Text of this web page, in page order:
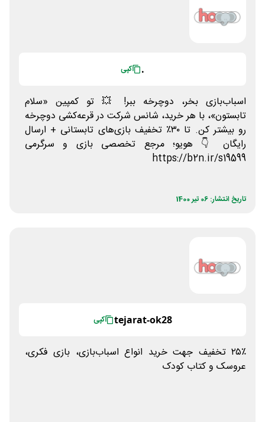
. کپی
اسباب‌بازی بخر، دوچرخه ببر! 💥 تو کمپین «سلام
تابستون»، با هر خرید، شانس شرکت در قرعه‌کشی دوچرخه
رو بیشتر کن. تا ۳۰٪ تخفیف بازی‌های تابستانی + ارسال
رایگان 👇 هویو؛ مرجع تخصصی بازی و سرگرمی
https://b2n.ir/s19599
تاریخ انتشار: 06 تیر 1400
tejarat-ok28 کپی
۲۵٪ تخفیف جهت خرید انواع اسباب‌بازی، بازی فکری،
عروسک و کتاب کودک